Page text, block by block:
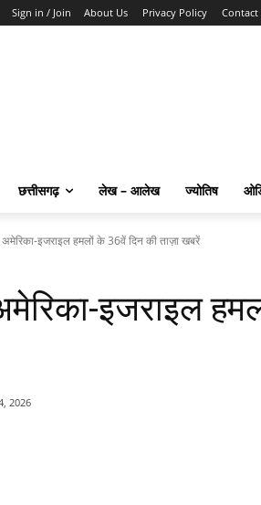
Sign in / Join About Us Privacy Policy Contact
छत्तीसगढ़ लेख – आलेख ज्योतिष
अमेरिका-इजराइल हमलों के 36वें दिन की ताज़ा खबरें
इजराइल
2026